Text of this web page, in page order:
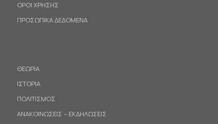
ΟΡΟΙ ΧΡΗΣΗΣ
ΠΡΟΣΩΠΙΚΑ ΔΕΔΟΜΕΝΑ
ΘΕΩΡΙΑ
ΙΣΤΟΡΙΑ
ΠΟΛΙΤΙΣΜΟΣ
ΑΝΑΚΟΙΝΩΣΕΙΣ – ΕΚΔΗΛΩΣΕΙΣ